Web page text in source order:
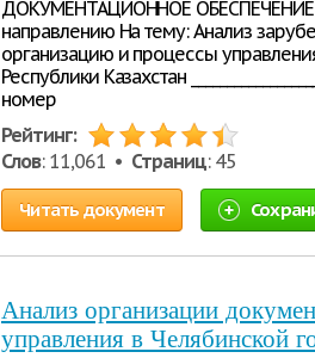
ДОКУМЕНТАЦИОННОЕ ОБЕСПЕЧЕНИЕ
направлению На тему: Анализ
организацию и процессы
Республики Казахстан
номер
Рейтинг:
Слов: 11,061 • Страниц: 45
Читать документ
Анализ организации
управления в Челябинской